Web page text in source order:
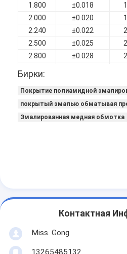
1.800
±0.018
2.000
±0.020
2.240
±0.022
2.500
±0.025
2.800
±0.028
Бирки:
Покрытие полиамидной
покрытый эмалью обматывая
Эмалированная медная обмотка
Контактная
Miss. Gong
13265485132